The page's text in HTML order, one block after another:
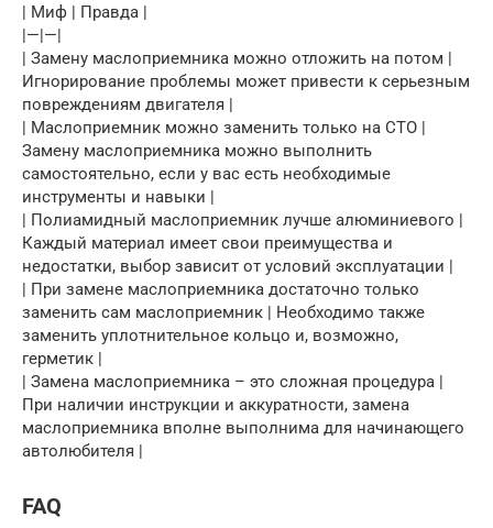
| Миф | Правда |
|—|—|
| Замену маслоприемника можно отложить на потом |
Игнорирование проблемы может привести к серьезным
повреждениям двигателя |
| Маслоприемник можно заменить только на СТО |
Замену маслоприемника можно выполнить
самостоятельно, если у вас есть необходимые
инструменты и навыки |
| Полиамидный маслоприемник лучше алюминиевого |
Каждый материал имеет свои преимущества и
недостатки, выбор зависит от условий эксплуатации |
| При замене маслоприемника достаточно только
заменить сам маслоприемник | Необходимо также
заменить уплотнительное кольцо и, возможно,
герметик |
| Замена маслоприемника – это сложная процедура |
При наличии инструкции и аккуратности, замена
маслоприемника вполне выполнима для начинающего
автолюбителя |
FAQ